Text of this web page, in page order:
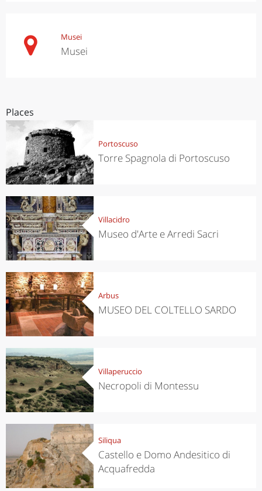
Musei
Musei
Places
Portoscuso
Torre Spagnola di Portoscuso
Villacidro
Museo d'Arte e Arredi Sacri
Arbus
MUSEO DEL COLTELLO SARDO
Villaperuccio
Necropoli di Montessu
Siliqua
Castello e Domo Andesitico di
Acquafredda